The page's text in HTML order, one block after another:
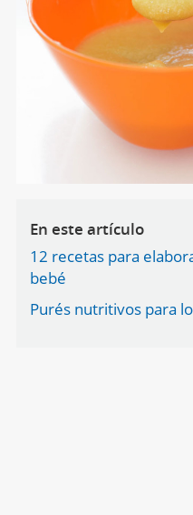
En este artículo
12 recetas para
bebé
Purés nutritivos para